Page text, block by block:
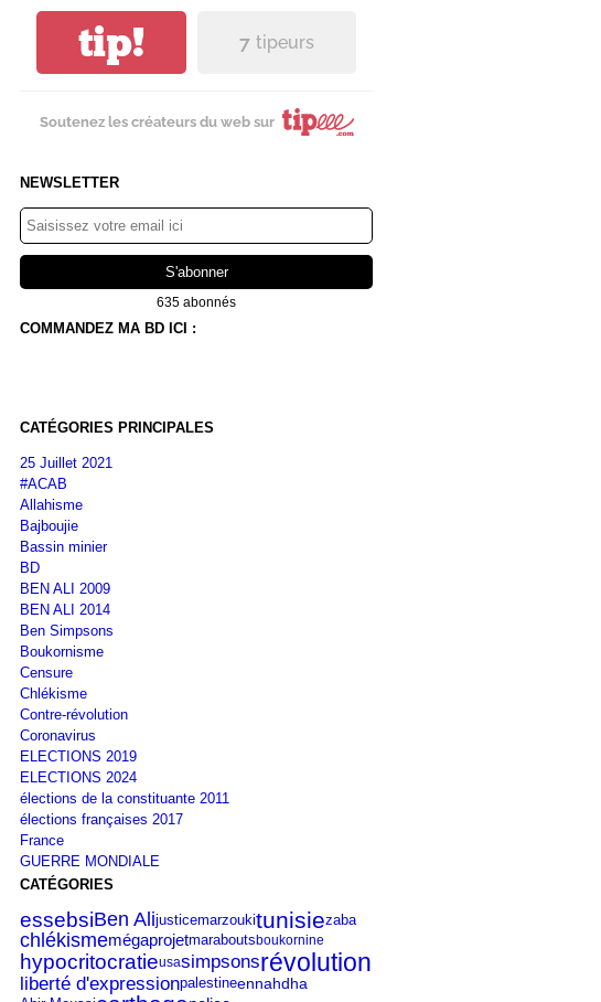
tip! 7 tipeurs
Soutenez les créateurs du web sur
NEWSLETTER
635 abonnés
COMMANDEZ MA BD ICI :
CATÉGORIES PRINCIPALES
25 Juillet 2021
#ACAB
Allahisme
Bajboujie
Bassin minier
BD
BEN ALI 2009
BEN ALI 2014
Ben Simpsons
Boukornisme
Censure
Chlékisme
Contre-révolution
Coronavirus
ELECTIONS 2019
ELECTIONS 2024
élections de la constituante 2011
élections françaises 2017
France
GUERRE MONDIALE
CATÉGORIES
essebsiBen Alijusticemarzoukitunisiezaba
chlékismemégaprojetmaraboutsboukornine
hypocritocratieusasimpsonsrévolution
liberté d'expressionpalestineennahdha